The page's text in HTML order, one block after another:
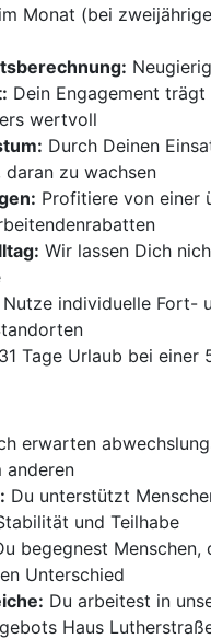
Monat (bei
Dein Engagement
wertvoll
Durch Deinen
zu wachsen
Profitiere von einer
Wir lassen Dich
Nutze individuelle Fort-
31 Tage Urlaub bei einer
erwarten
anderen
Du unterstützt
und Teilhabe
begegnest
Unterschied
Du arbeitest in
Haus